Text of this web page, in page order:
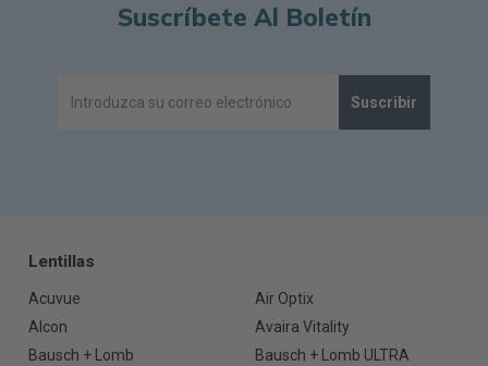
Suscríbete Al Boletín
Suscribir
Lentillas
Acuvue
Air Optix
Alcon
Avaira Vitality
Bausch + Lomb
Bausch + Lomb ULTRA